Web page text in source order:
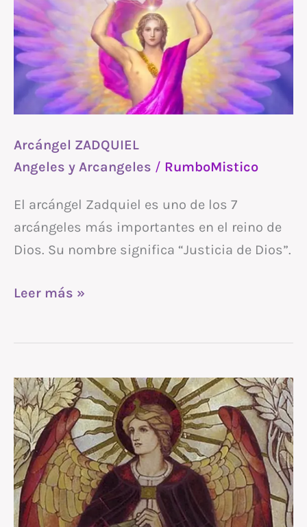
Arcángel ZADQUIEL
Angeles y Arcangeles / RumboMistico
El arcángel Zadquiel es uno de los 7
arcángeles más importantes en el reino de
Dios. Su nombre significa “Justicia de Dios”.
Leer más »
Arcángel
URIEL